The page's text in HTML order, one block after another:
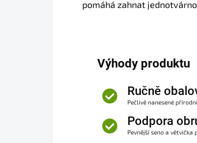
pomáhá zahnat
Výhody produktu
Ručně
Pečlivě nanesené
Podpora
Pevnější seno a